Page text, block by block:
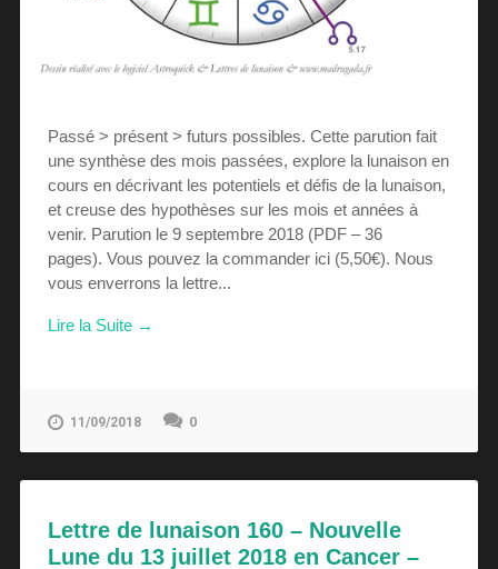
Passé > présent > futurs possibles. Cette parution fait
une synthèse des mois passées, explore la lunaison en
cours en décrivant les potentiels et défis de la lunaison,
et creuse des hypothèses sur les mois et années à
venir. Parution le 9 septembre 2018 (PDF – 36
pages). Vous pouvez la commander ici (5,50€). Nous
vous enverrons la lettre...
Lire la Suite →
11/09/2018 0
Lettre de lunaison 160 – Nouvelle
Lune du 13 juillet 2018 en Cancer –